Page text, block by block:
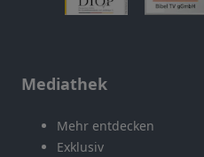
Mediathek
Mehr entdecken
Exklusiv